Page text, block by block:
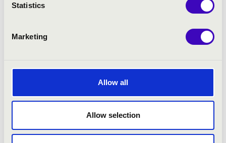
Statistics
Marketing
Allow all
Allow selection